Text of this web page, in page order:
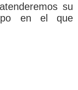
su
en el que